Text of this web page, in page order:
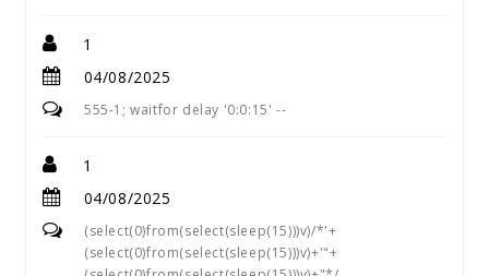
1
04/08/2025
555-1; waitfor delay '0:0:15' --
1
04/08/2025
(select(0)from(select(sleep(15)))v)/*'+
(select(0)from(select(sleep(15)))v)+'"+